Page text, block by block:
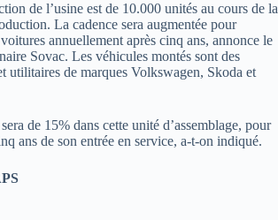
de l’usine est de 10.000 unités au cours de la
La cadence sera augmentée pour
annuellement après cinq ans, annonce le
Sovac. Les véhicules montés sont des
utilitaires de marques Volkswagen, Skoda et
de 15% dans cette unité d’assemblage, pour
ans de son entrée en service, a-t-on indiqué.